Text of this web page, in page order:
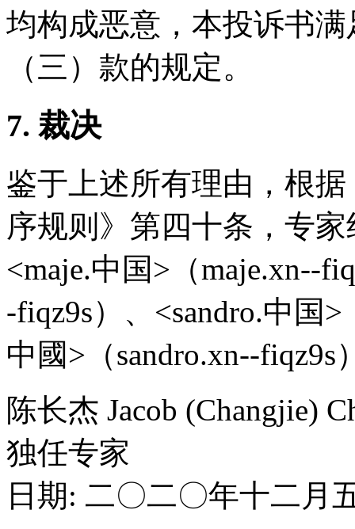
均构成恶意，本投诉书
（三）款的规定。
7. 裁决
鉴于上述所有理由，根
序规则》第四十条，专
<maje.中国>（maje.xn--
-fiqz9s）、<sandro.中国>
中國>（sandro.xn--
陈长杰 Jacob (Changjie)
独任专家
日期: 二〇二〇年十二月